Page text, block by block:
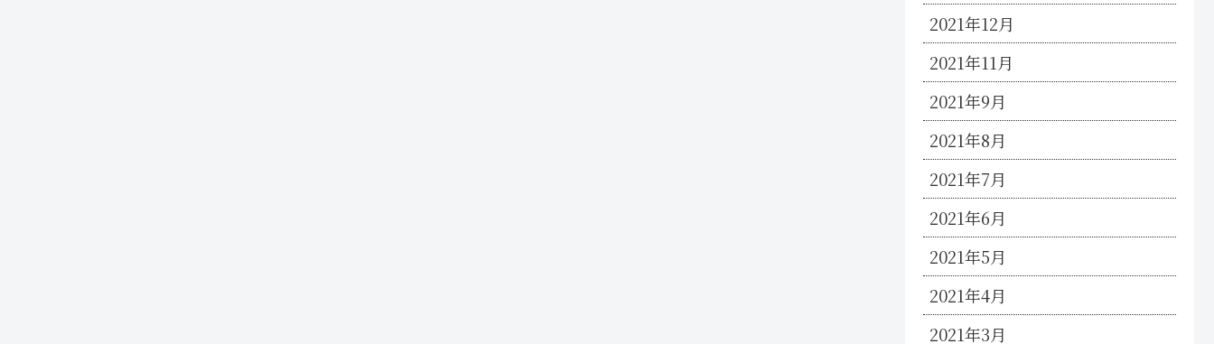
2021年12月
2021年11月
2021年9月
2021年8月
2021年7月
2021年6月
2021年5月
2021年4月
2021年3月